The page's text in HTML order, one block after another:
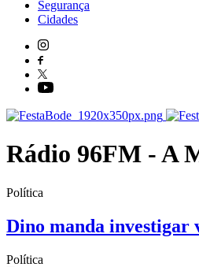
Segurança
Cidades
Rádio 96FM - A
Política
Dino manda investigar
Política